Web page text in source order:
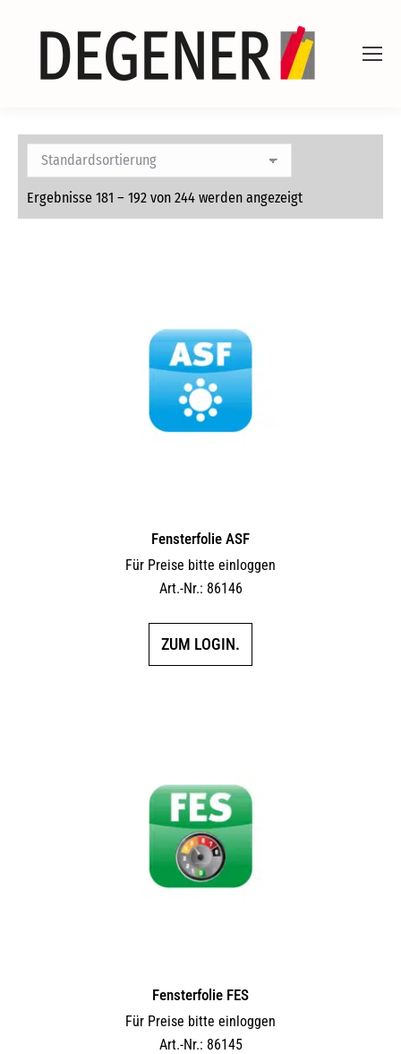
Ergebnisse 181 – 192 von 244 werden angezeigt
Fensterfolie ASF
Für Preise bitte einloggen
Art.-Nr.: 86146
ZUM LOGIN.
Fensterfolie FES
Für Preise bitte einloggen
Art.-Nr.: 86145